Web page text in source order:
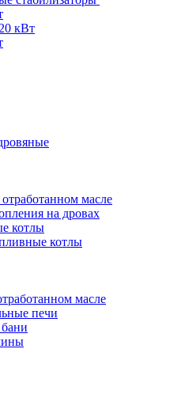
кВт
масле
на дровах
котлы
котлы
масле
печи